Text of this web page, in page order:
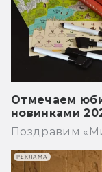
Отмечаем
новинками
Поздравим
РЕКЛАМА